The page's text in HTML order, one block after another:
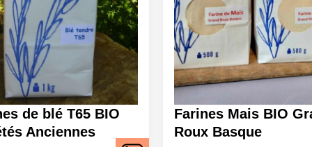
de blé T65 BIO
Anciennes
Farines Mais BIO
Roux Basque